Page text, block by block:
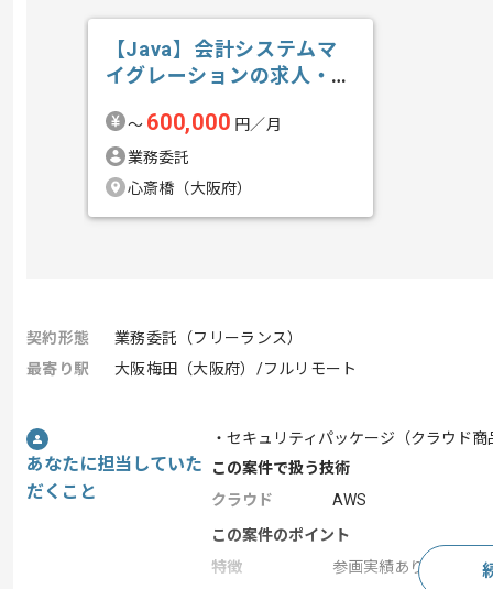
【Java】会計システムマ
イグレーションの求人・案
〜 600,000 円／月
業務委託
心斎橋（大阪府）
契約形態
業務委託（フリーランス）
最寄り駅
大阪梅田（大阪府）/フルリモート
あなたに担当していた
だくこと
・セキュリティパッケージ（クラウド
この案件で扱う技術
クラウド
AWS
この案件のポイント
特徴
参画実績あり , 長期プ